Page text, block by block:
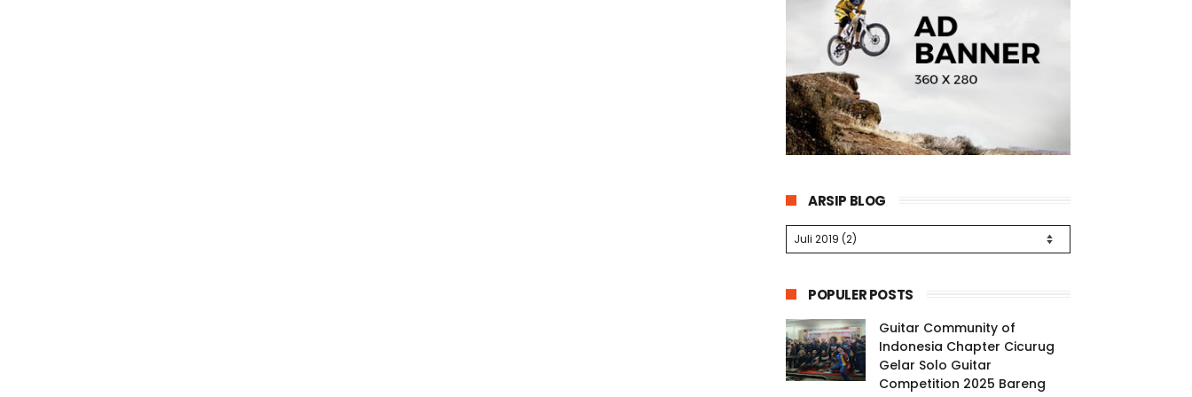
ARSIP BLOG
POPULER POSTS
Guitar Community of
Indonesia Chapter Cicurug
Gelar Solo Guitar
Competition 2025 Bareng